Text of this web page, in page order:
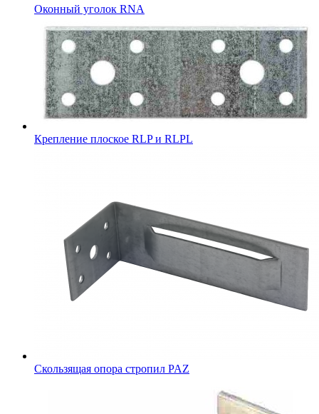
Оконный уголок RNA
Крепление плоское RLP и RLPL
Скользящая опора стропил PAZ